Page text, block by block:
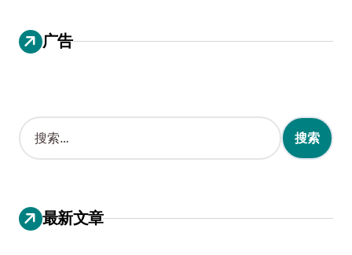
广告
搜
索
：
最新文章